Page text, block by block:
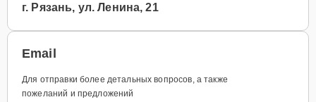
г. Рязань, ул. Ленина, 21
Email
Для отправки более детальных вопросов, а также
пожеланий и предложений